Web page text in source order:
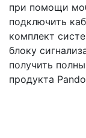
при помощи
подключить
комплект
блоку
получить
продукта